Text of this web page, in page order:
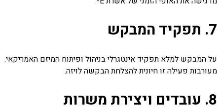
7. תפקיד המבקש
על המבקש למלא תפקיד אינטגרלי בניהול ופיתוח המיזם האמריקאי.
מעורבות פעילה זו חיונית להצלחת הבקשה לויזה.
8. עובדים ויצירת משרות